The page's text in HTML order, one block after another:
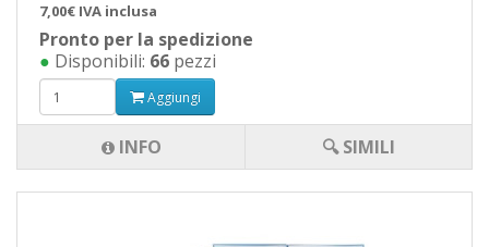
7,00€ IVA inclusa
Pronto per la spedizione
● Disponibili: 66 pezzi
Aggiungi
INFO 🔍 SIMILI